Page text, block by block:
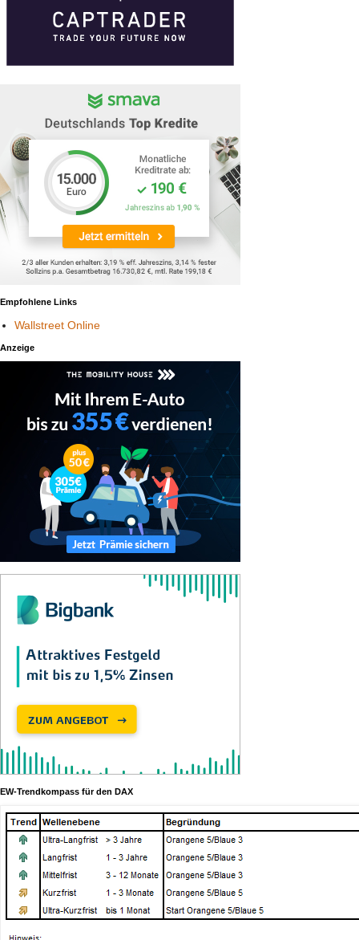
Empfohlene Links
Wallstreet Online
Anzeige
EW-Trendkompass für den DAX